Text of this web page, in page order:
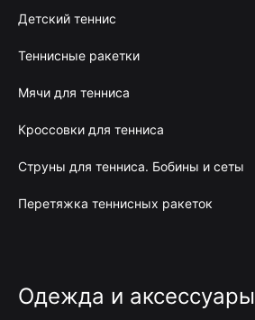
Детский теннис
Теннисные ракетки
Мячи для тенниса
Кроссовки для тенниса
Струны для тенниса. Бобины и сеты
Перетяжка теннисных ракеток
Одежда и аксессуары